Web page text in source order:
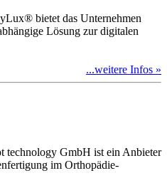
bietet das Unternehmen
Lösung zur digitalen
...weitere Infos »
technology GmbH ist ein Anbieter
im Orthopädie-